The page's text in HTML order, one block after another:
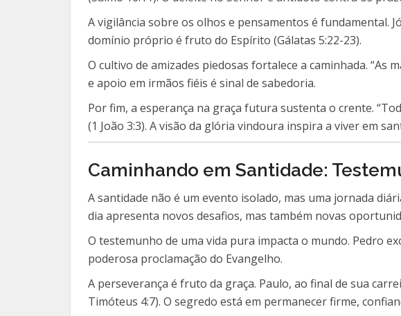
A vigilância sobre os olhos e pensamentos é fundamental.
domínio próprio é fruto do Espírito (Gálatas 5:22-23).
O cultivo de amizades piedosas fortalece a caminhada. “As
e apoio em irmãos fiéis é sinal de sabedoria.
Por fim, a esperança na graça futura sustenta o crente.
(1 João 3:3). A visão da glória vindoura inspira a viver em
Caminhando em Santidade:
A santidade não é um evento isolado, mas uma jornada
dia apresenta novos desafios, mas também novas
O testemunho de uma vida pura impacta o mundo. Pedro
poderosa proclamação do Evangelho.
A perseverança é fruto da graça. Paulo, ao final de sua
Timóteus 4:7). O segredo está em permanecer firme,